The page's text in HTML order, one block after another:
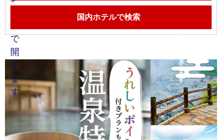
国内ホテルで検索